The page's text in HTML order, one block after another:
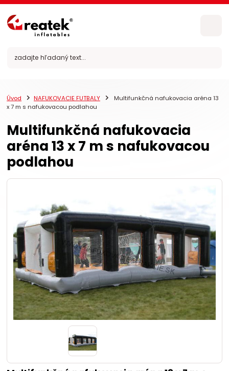
Úvod NAFUKOVACIE FUTBALY
Multifunkčná nafukovacia aréna 13
x 7 m s nafukovacou podlahou
Multifunkčná nafukovacia
aréna 13 x 7 m s nafukovacou
podlahou